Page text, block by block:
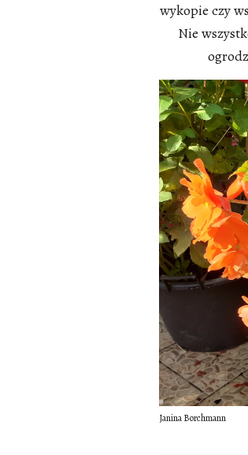
wykopie czy
Nie
Janina Borchmann